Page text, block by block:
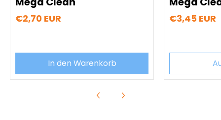
€2,70 EUR
In den Warenkorb
€3,45 EUR